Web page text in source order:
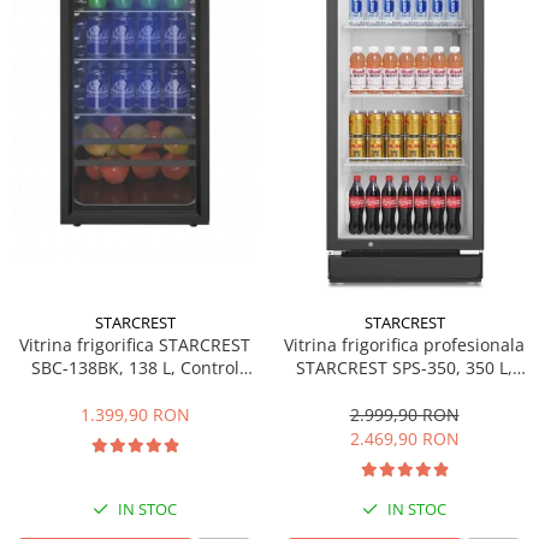
Cuptoare cu microunde
Cuptoare cu microunde
Hote de bucatarie
Incorporabile
Aparate frigorifice incorporabile
Plite incorporabile
Masini spalat vase
Plite standard
Vitrine frigorifice
STARCREST
Vitrina frigorifica STARCREST
SBC-138BK, 138 L, Control
cm, Negru
1.399,90 RON
IN STOC
STARCREST
Vitrina frigorifica profesionala
STARCREST SPS-350, 350 L,
LED, H 194.5 cm, Negru
2.999,90 RON
2.469,90 RON
IN STOC